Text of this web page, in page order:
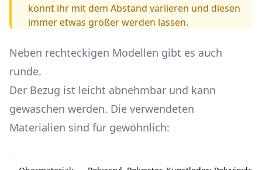
könnt ihr mit dem Abstand variieren und diesen
immer etwas größer werden lassen.
Neben rechteckigen Modellen gibt es auch
runde.
Der Bezug ist leicht abnehmbar und kann
gewaschen werden. Die verwendeten
Materialien sind für gewöhnlich: